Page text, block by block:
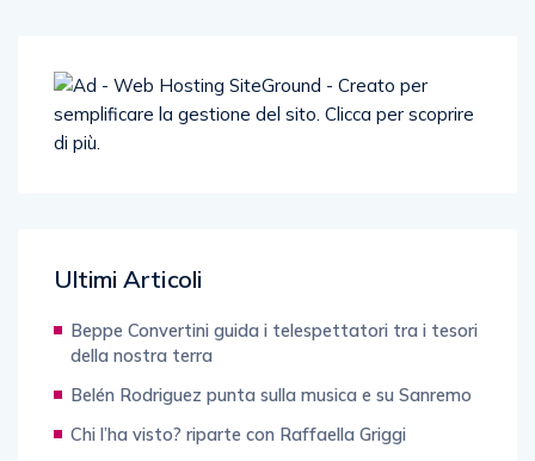
Ultimi Articoli
Beppe Convertini guida i telespettatori tra i tesori
della nostra terra
Belén Rodriguez punta sulla musica e su Sanremo
Chi l’ha visto? riparte con Raffaella Griggi